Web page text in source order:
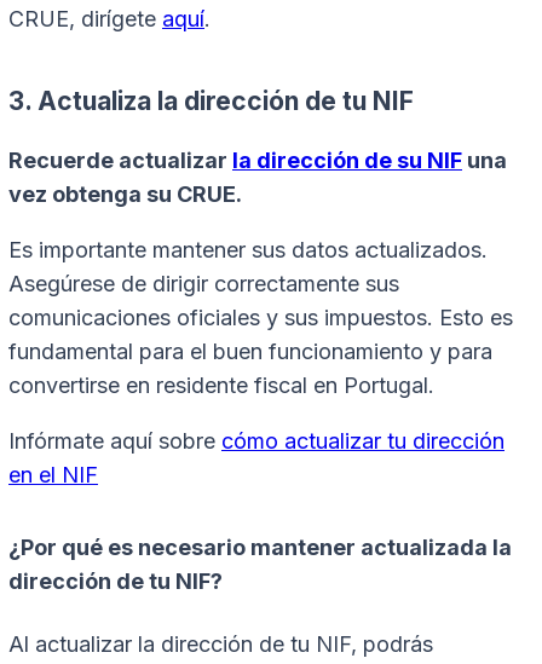
CRUE, dirígete aquí.
3. Actualiza la dirección de tu NIF
Recuerde actualizar la dirección de su NIF una
vez obtenga su CRUE.
Es importante mantener sus datos actualizados.
Asegúrese de dirigir correctamente sus
comunicaciones oficiales y sus impuestos. Esto es
fundamental para el buen funcionamiento y para
convertirse en residente fiscal en Portugal.
Infórmate aquí sobre cómo actualizar tu dirección
en el NIF
¿Por qué es necesario mantener actualizada la
dirección de tu NIF?
Al actualizar la dirección de tu NIF, podrás